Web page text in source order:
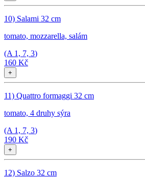
10) Salami 32 cm
tomato, mozzarella, salám
(A 1, 7, 3)
160 Kč
+
11) Quattro formaggi 32 cm
tomato, 4 druhy sýra
(A 1, 7, 3)
190 Kč
+
12) Salzo 32 cm